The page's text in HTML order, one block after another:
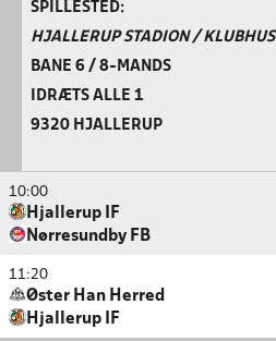
SPILLESTED:
HJALLERUP STADION / KLUBHUS
BANE 6 / 8-MANDS
IDRÆTS ALLE 1
9320 HJALLERUP
10:00
Hjallerup IF
Nørresundby FB
11:20
Øster Han Herred
Hjallerup IF